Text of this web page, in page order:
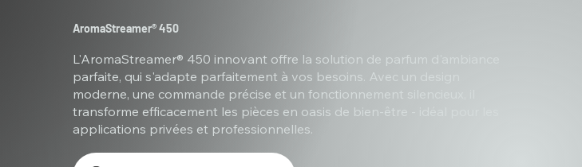
AromaStreamer® 450
L'AromaStreamer® 450 innovant offre la solution de parfum d'ambiance
parfaite, qui s'adapte parfaitement à vos besoins. Avec un design
moderne, une commande précise et un fonctionnement silencieux, il
transforme efficacement les pièces en oasis de bien-être - idéal pour les
applications privées et professionnelles.